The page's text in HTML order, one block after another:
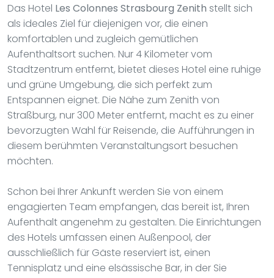
Das Hotel Les Colonnes Strasbourg Zenith stellt sich
als ideales Ziel für diejenigen vor, die einen
komfortablen und zugleich gemütlichen
Aufenthaltsort suchen. Nur 4 Kilometer vom
Stadtzentrum entfernt, bietet dieses Hotel eine ruhige
und grüne Umgebung, die sich perfekt zum
Entspannen eignet. Die Nähe zum Zenith von
Straßburg, nur 300 Meter entfernt, macht es zu einer
bevorzugten Wahl für Reisende, die Aufführungen in
diesem berühmten Veranstaltungsort besuchen
möchten.
Schon bei Ihrer Ankunft werden Sie von einem
engagierten Team empfangen, das bereit ist, Ihren
Aufenthalt angenehm zu gestalten. Die Einrichtungen
des Hotels umfassen einen Außenpool, der
ausschließlich für Gäste reserviert ist, einen
Tennisplatz und eine elsässische Bar, in der Sie